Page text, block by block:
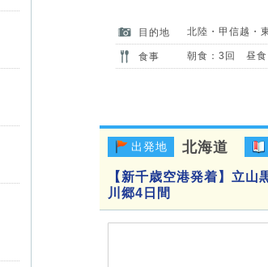
目的地
食事 朝食：3回 昼
出発地 北海道
【新千歳空港発着】立
川郷4日間